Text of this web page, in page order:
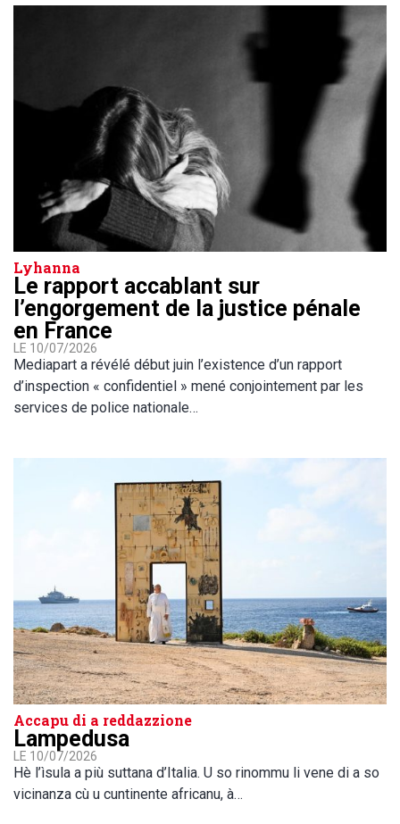
Lyhanna
Le rapport accablant sur
l’engorgement de la justice pénale
en France
LE 10/07/2026
Mediapart a révélé début juin l’existence d’un rapport
d’inspection « confidentiel » mené conjointement par les
services de police nationale…
Accapu di a reddazzione
Lampedusa
LE 10/07/2026
Hè l’ìsula a più suttana d’Italia. U so rinommu li vene di a so
vicinanza cù u cuntinente africanu, à…